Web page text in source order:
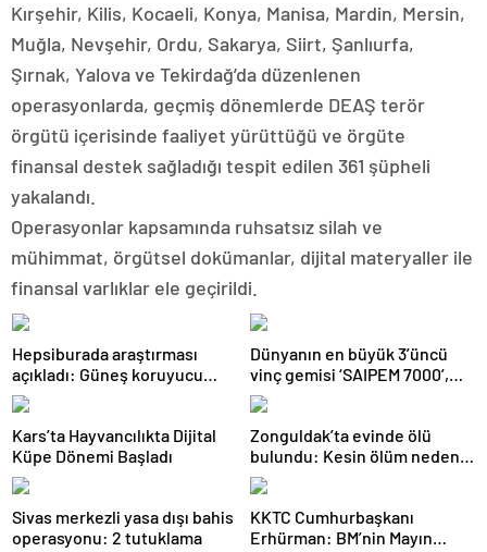
Kırşehir, Kilis, Kocaeli, Konya, Manisa, Mardin, Mersin,
Muğla, Nevşehir, Ordu, Sakarya, Siirt, Şanlıurfa,
Şırnak, Yalova ve Tekirdağ’da düzenlenen
operasyonlarda, geçmiş dönemlerde DEAŞ terör
örgütü içerisinde faaliyet yürüttüğü ve örgüte
finansal destek sağladığı tespit edilen 361 şüpheli
yakalandı.
Operasyonlar kapsamında ruhsatsız silah ve
mühimmat, örgütsel dokümanlar, dijital materyaller ile
finansal varlıklar ele geçirildi.
Hepsiburada araştırması
açıkladı: Güneş koruyucu
satışları yüzde 50 arttı
Dünyanın en büyük 3’üncü
vinç gemisi ‘SAIPEM 7000’,
1915 Çanakkale Köprüsü’nün
altından geçti
Kars’ta Hayvancılıkta Dijital
Küpe Dönemi Başladı
Zonguldak’ta evinde ölü
bulundu: Kesin ölüm nedeni
otopsiyle belirlenecek
Sivas merkezli yasa dışı bahis
operasyonu: 2 tutuklama
KKTC Cumhurbaşkanı
Erhürman: BM’nin Mayın